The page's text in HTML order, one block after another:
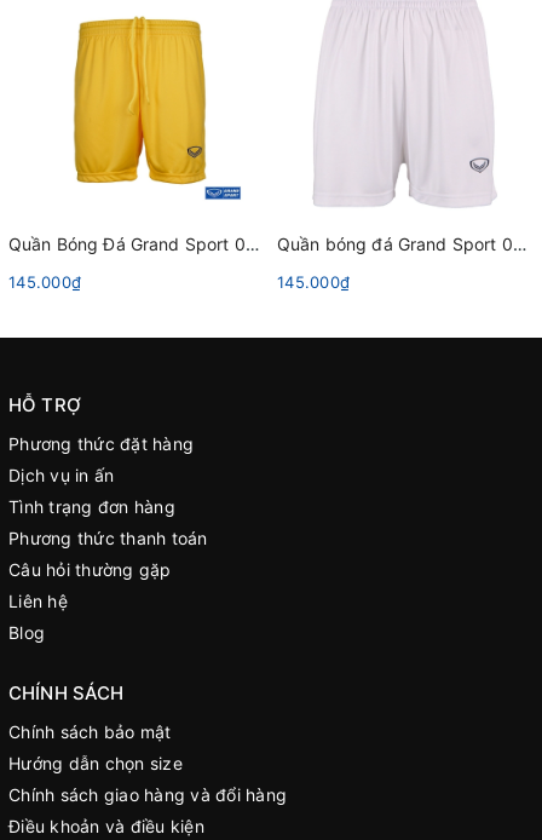
Quần Bóng Đá Grand Sport 001001 Vàng
145.000₫
Quần bóng đá Grand Sport 001478 Trắng
145.000₫
HỖ TRỢ
Phương thức đặt hàng
Dịch vụ in ấn
Tình trạng đơn hàng
Phương thức thanh toán
Câu hỏi thường gặp
Liên hệ
Blog
CHÍNH SÁCH
Chính sách bảo mật
Hướng dẫn chọn size
Chính sách giao hàng và đổi hàng
Điều khoản và điều kiện